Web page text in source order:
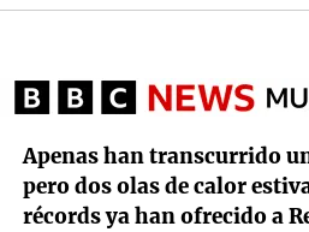
Apenas han transcurrido
pero dos olas de calor
récords ya han ofrecido a